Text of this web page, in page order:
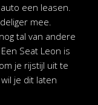
een leasen.
mee.
tal van andere
Seat Leon is
je rijstijl uit te
je dit laten